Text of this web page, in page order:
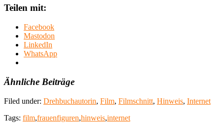
Teilen mit:
Facebook
Mastodon
LinkedIn
WhatsApp
Ähnliche Beiträge
Filed under: Drehbuchautorin, Film, Filmschnitt, Hinweis, Internet
Tags: film,frauenfiguren,hinweis,internet